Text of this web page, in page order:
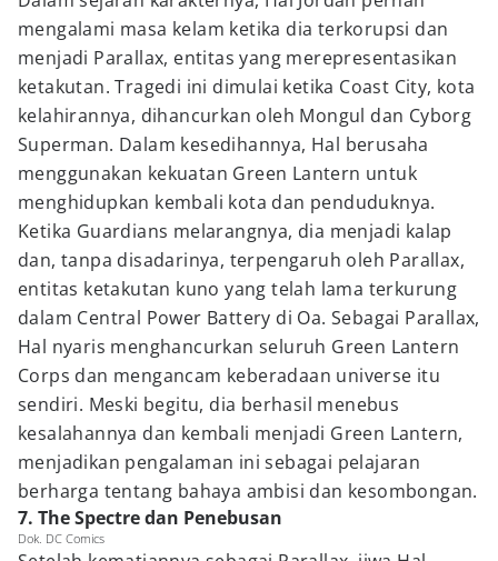
mengalami masa kelam ketika dia terkorupsi dan
menjadi Parallax, entitas yang merepresentasikan
ketakutan. Tragedi ini dimulai ketika Coast City, kota
kelahirannya, dihancurkan oleh Mongul dan Cyborg
Superman. Dalam kesedihannya, Hal berusaha
menggunakan kekuatan Green Lantern untuk
menghidupkan kembali kota dan penduduknya.
Ketika Guardians melarangnya, dia menjadi kalap
dan, tanpa disadarinya, terpengaruh oleh Parallax,
entitas ketakutan kuno yang telah lama terkurung
dalam Central Power Battery di Oa. Sebagai Parallax,
Hal nyaris menghancurkan seluruh Green Lantern
Corps dan mengancam keberadaan universe itu
sendiri. Meski begitu, dia berhasil menebus
kesalahannya dan kembali menjadi Green Lantern,
menjadikan pengalaman ini sebagai pelajaran
berharga tentang bahaya ambisi dan kesombongan.
7. The Spectre dan Penebusan
Dok. DC Comics